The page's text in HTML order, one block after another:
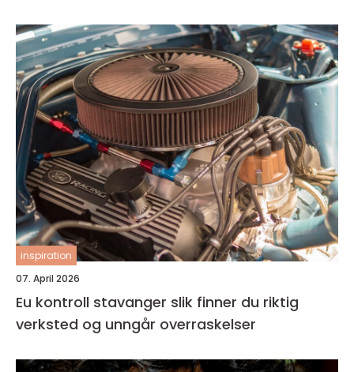
inspiration
07. April 2026
Eu kontroll stavanger slik finner du riktig
verksted og unngår overraskelser